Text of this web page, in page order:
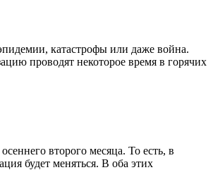
катастрофы или даже война.
проводят некоторое время в горячих
второго месяца. То есть, в
будет меняться. В оба этих